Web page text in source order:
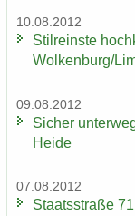
10.08.2012
Stil­reins­te
Wol­ken­burg/
09.08.2012
Si­cher
Heide
07.08.2012
Staats­stra­ße